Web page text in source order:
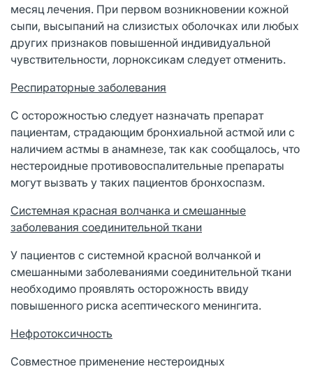
месяц лечения. При первом возникновении кожной
сыпи, высыпаний на слизистых оболочках или любых
других признаков повышенной индивидуальной
чувствительности, лорноксикам следует отменить.
Респираторные заболевания
С осторожностью следует назначать препарат
пациентам, страдающим бронхиальной астмой или с
наличием астмы в анамнезе, так как сообщалось, что
нестероидные противовоспалительные препараты
могут вызвать у таких пациентов бронхоспазм.
Системная красная волчанка и смешанные
заболевания соединительной ткани
У пациентов с системной красной волчанкой и
смешанными заболеваниями соединительной ткани
необходимо проявлять осторожность ввиду
повышенного риска асептического менингита.
Нефротоксичность
Совместное применение нестероидных